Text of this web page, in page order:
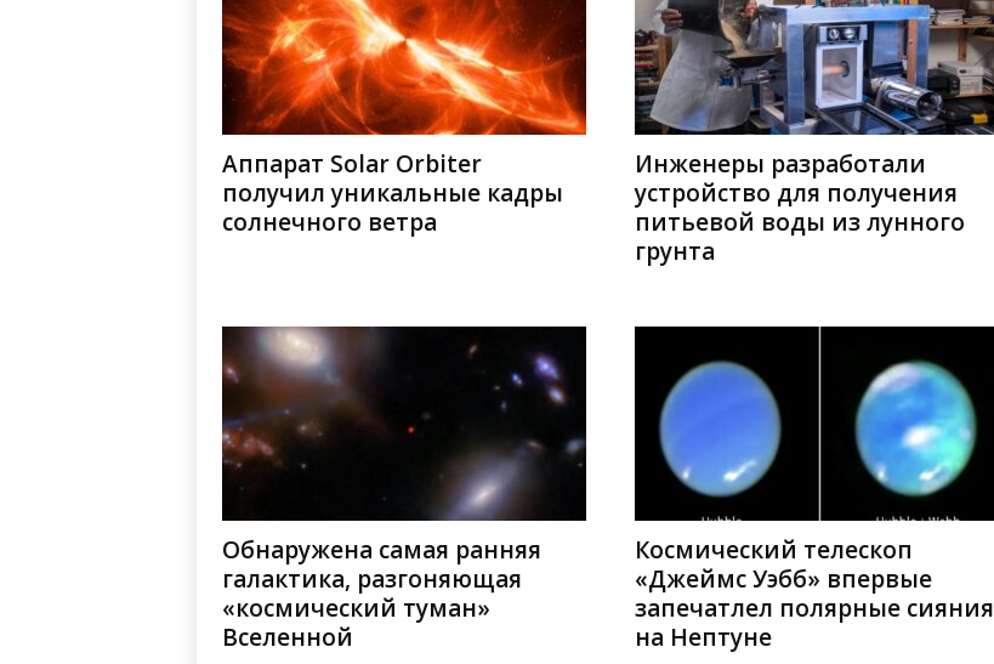
Аппарат Solar Orbiter
получил уникальные кадры
солнечного ветра
Инженеры разработали
устройство для получения
питьевой воды из лунного
грунта
Обнаружена самая ранняя
галактика, разгоняющая
«космический туман»
Вселенной
Космический телескоп
«Джеймс Уэбб» впервые
запечатлел полярные сияния
на Нептуне